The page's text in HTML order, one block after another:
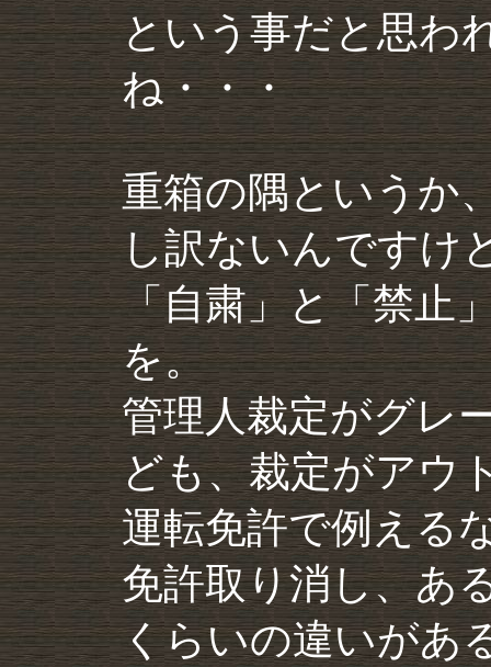
という事だと思わ
ね・・・
重箱の隅というか
し訳ないんですけ
「自粛」と「禁止
を。
管理人裁定がグレ
ども、裁定がアウ
運転免許で例える
免許取り消し、あ
くらいの違いがあ